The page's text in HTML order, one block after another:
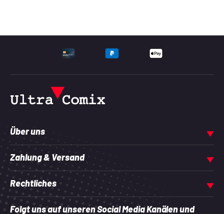
UNTERSTÜTZTE
Über uns
Zahlung & Versand
Rechtliches
Folgt uns auf unseren Social Media Kanälen und